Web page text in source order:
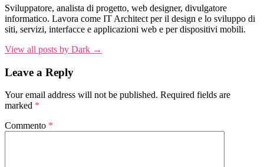
Sviluppatore, analista di progetto, web designer, divulgatore
informatico. Lavora come IT Architect per il design e lo sviluppo di
siti, servizi, interfacce e applicazioni web e per dispositivi mobili.
View all posts by Dark →
Leave a Reply
Your email address will not be published. Required fields are
marked *
Commento *